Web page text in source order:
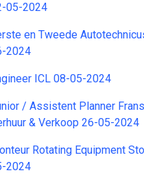
05-2024
en Tweede
2024
ICL 08-05-2024
/ Assistent Planner
& Verkoop 26-05-2024
Rotating Equipment
2024